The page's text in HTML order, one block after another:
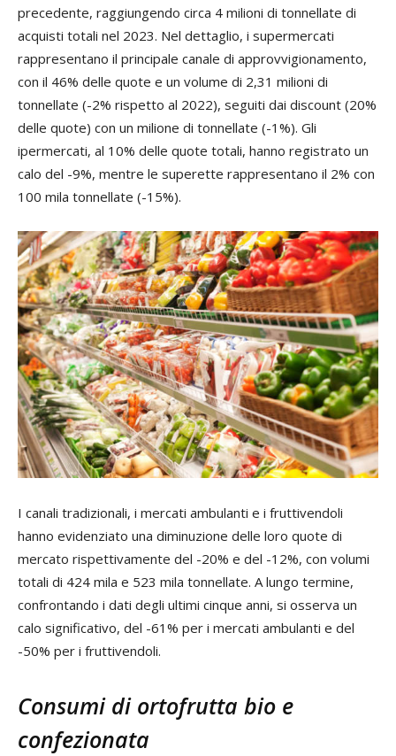
precedente, raggiungendo circa 4 milioni di tonnellate di
acquisti totali nel 2023. Nel dettaglio, i supermercati
rappresentano il principale canale di approvvigionamento,
con il 46% delle quote e un volume di 2,31 milioni di
tonnellate (-2% rispetto al 2022), seguiti dai discount (20%
delle quote) con un milione di tonnellate (-1%). Gli
ipermercati, al 10% delle quote totali, hanno registrato un
calo del -9%, mentre le superette rappresentano il 2% con
100 mila tonnellate (-15%).
I canali tradizionali, i mercati ambulanti e i fruttivendoli
hanno evidenziato una diminuzione delle loro quote di
mercato rispettivamente del -20% e del -12%, con volumi
totali di 424 mila e 523 mila tonnellate. A lungo termine,
confrontando i dati degli ultimi cinque anni, si osserva un
calo significativo, del -61% per i mercati ambulanti e del
-50% per i fruttivendoli.
Consumi di ortofrutta bio e
confezionata